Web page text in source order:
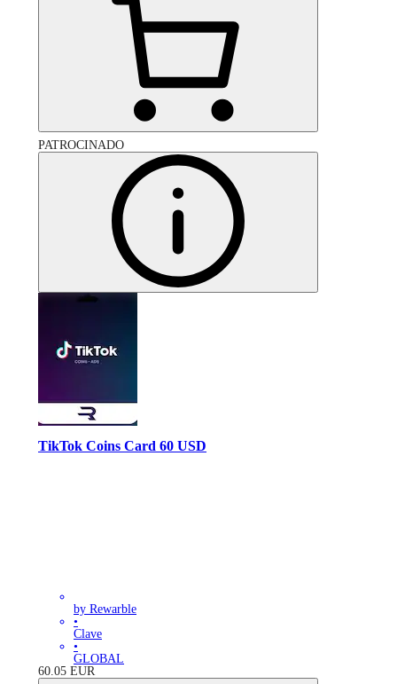
PATROCINADO
TikTok Coins Card 60 USD
by Rewarble
•
Clave
•
GLOBAL
60.05 EUR